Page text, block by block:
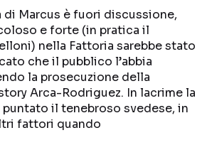
REALITY SHOW
FICTION
MEDIASET INFINITY
di Marcus è fuori discussione,
e forte (in pratica il
nella Fattoria sarebbe stato
che il pubblico l’abbia
la prosecuzione della
Arca-Rodriguez. In lacrime la
puntato il tenebroso svedese, in
fattori quando